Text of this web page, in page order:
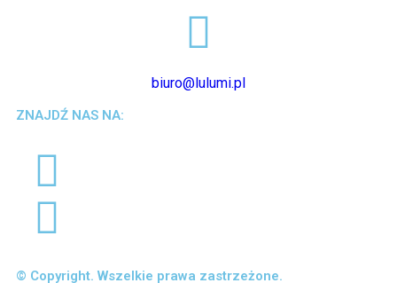
biuro@lulumi.pl
ZNAJDŹ NAS NA:
© Copyright. Wszelkie prawa zastrzeżone.